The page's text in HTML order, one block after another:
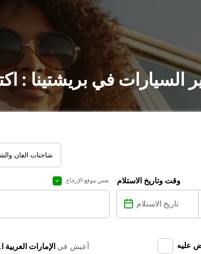
السيارات في بريشتينا :
شاحنات الفان
نفس موقع الإرجاع وقت وتاريخ الاستلام
أعيش في عليه